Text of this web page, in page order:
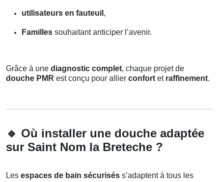
utilisateurs en fauteuil ,
Familles souhaitant anticiper l’avenir.
Grâce à une diagnostic complet, chaque projet de
douche PMR est conçu pour allier confort et raffinement.
🔹 Où installer une douche adaptée
sur Saint Nom la Breteche ?
Les espaces de bain sécurisés s’adaptent à tous les